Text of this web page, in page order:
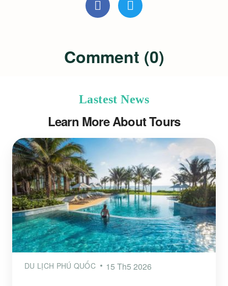
Comment (0)
Lastest News
Learn More About Tours
DU LỊCH PHÚ QUỐC 15 Th5 2026